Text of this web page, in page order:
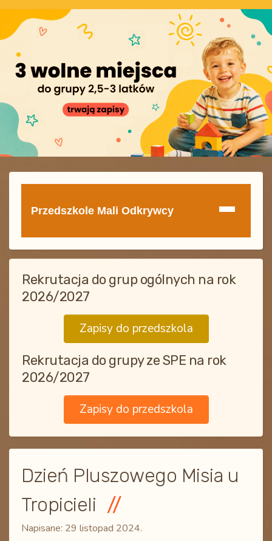
Przedszkole Mali Odkrywcy
Rekrutacja do grup ogólnych na rok
2026/2027
Zapisy do przedszkola
Rekrutacja do grupy ze SPE na rok
2026/2027
Zapisy do przedszkola
Dzień Pluszowego Misia u
Tropicieli
Napisane: 29 listopad 2024.